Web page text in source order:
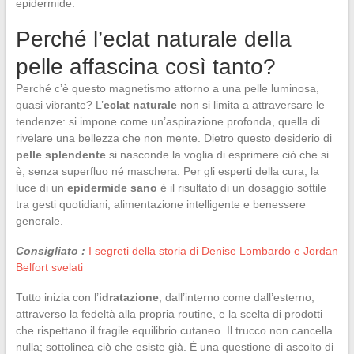
epidermide.
Perché l’eclat naturale della
pelle affascina così tanto?
Perché c’è questo magnetismo attorno a una pelle luminosa,
quasi vibrante? L’eclat naturalenon si limita a attraversare le
tendenze: si impone come un’aspirazione profonda, quella di
rivelare una bellezza che non mente. Dietro questo desiderio di
pelle splendentesi nasconde la voglia di esprimere ciò che si
è, senza superfluo né maschera. Per gli esperti della cura, la
luce di un epidermide sano è il risultato di un dosaggio sottile
tra gesti quotidiani, alimentazione intelligente e benessere
generale.
Consigliato : I segreti della storia di Denise Lombardo e Jordan
Belfort svelati
Tutto inizia con l’idratazione, dall’interno come dall’esterno,
attraverso la fedeltà alla propria routine, e la scelta di prodotti
che rispettano il fragile equilibrio cutaneo. Il trucco non cancella
nulla; sottolinea ciò che esiste già. È una questione di ascolto di